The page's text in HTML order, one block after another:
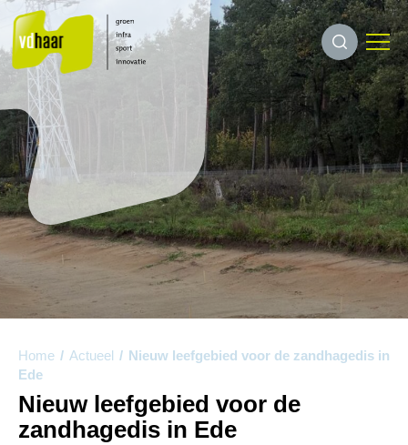
Home / Actueel / Nieuw leefgebied voor de zandhagedis in
Ede
Nieuw leefgebied voor de
zandhagedis in Ede